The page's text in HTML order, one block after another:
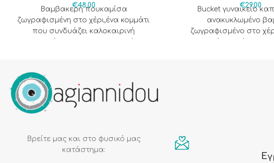
€48,00
Βαμβακερή πουκαμίσα
ζωγραφισμένη στο χέρι,ένα κομμάτι
που συνδυάζει καλοκαιρινή
€29,00
Bucket γυναικείο
ανακυκλωμένο
ζωγραφισμένο στο
Βρείτε μας και στο φυσικό μας
κατάστημα: